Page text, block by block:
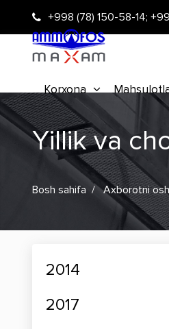
+998 (78) 150-58-14;
Korxona
Yillik va
Bosh sahifa Axborotni
2014
2017